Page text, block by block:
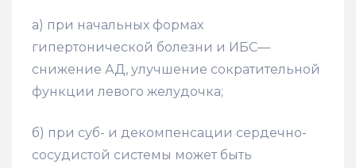
а) при начальных формах
гипертонической болезни и ИБС—
снижение АД, улучшение сократи­тельной
функции левого желудочка;
б) при суб- и декомпенсации сердечно-
сосудистой системы может быть